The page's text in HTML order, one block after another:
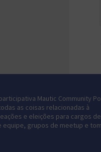
Mautic Community
as coisas relacionadas à
e eleições para cargos de
equipe, grupos de meetup e